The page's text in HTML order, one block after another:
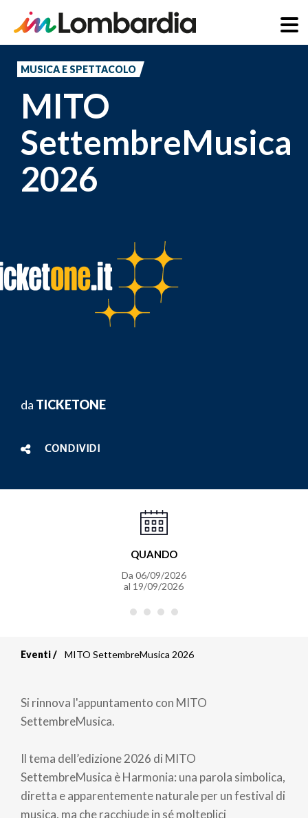
contenuto
principale
MUSICA E SPETTACOLO
MITO
SettembreMusica
2026
da TICKETONE
CONDIVIDI
QUANDO
Da 06/09/2026
al 19/09/2026
di
pane
Eventi MITO SettembreMusica 2026
Si rinnova l'appuntamento con MITO
SettembreMusica.
Il tema dell’edizione 2026 di MITO
SettembreMusica è Harmonia: una parola simbolica,
diretta e apparentemente naturale per un festival di
musica, ma che racchiude in sé molteplici